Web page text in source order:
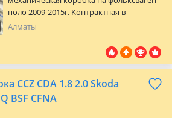
поло 2009-2015г. Контрактная в
отличном состоянии гарантия и
Алматы
CCZ CDA 1.8 2.0 Skoda
BSF CFNA